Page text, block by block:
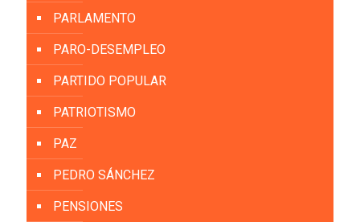
PARLAMENTO
PARO-DESEMPLEO
PARTIDO POPULAR
PATRIOTISMO
PAZ
PEDRO SÁNCHEZ
PENSIONES